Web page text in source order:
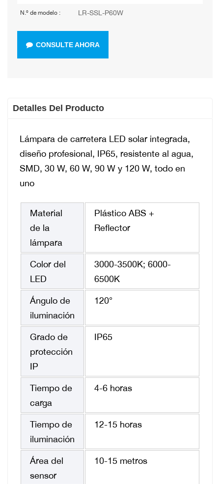
N.º de modelo : LR-SSL-P60W
CONSULTE AHORA
Detalles Del Producto
Lámpara de carretera LED solar integrada,
diseño profesional, IP65, resistente al agua,
SMD, 30 W, 60 W, 90 W y 120 W, todo en
uno
Material
de la
lámpara
Plástico ABS +
Reflector
Color del
LED
3000-3500K; 6000-
6500K
Ángulo de
iluminación
120°
Grado de
protección
IP
IP65
Tiempo de
carga
4-6 horas
Tiempo de
iluminación
12-15 horas
Área del
sensor
10-15 metros